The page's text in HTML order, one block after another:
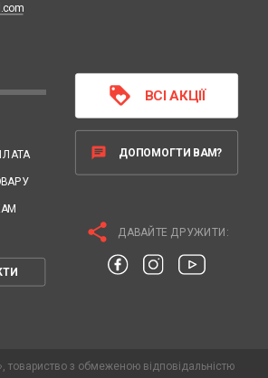
loyalty ВСІ АКЦІЇ
chat ДОПОМОГТИ ВАМ?
share ДАВАЙТЕ ДРУЖИТИ:
товариство з обмеженою відповідальністю